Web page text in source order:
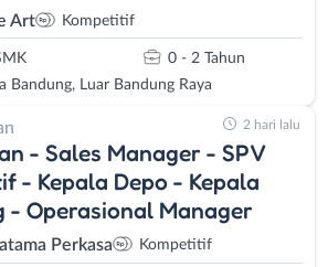
Art Kompetitif
0 - 2 Tahun
Bandung, Luar Bandung Raya
- Sales Manager - SPV
- Kepala Depo - Kepala
- Operasional Manager
Perkasa Kompetitif
2 hari lalu